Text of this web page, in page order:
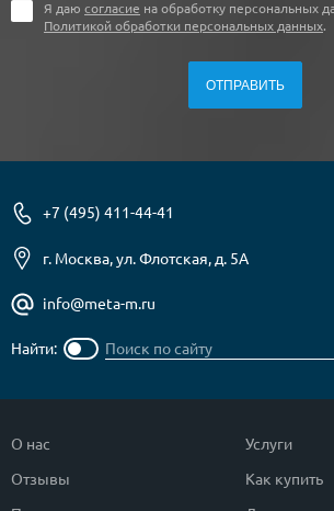
Я даю согласие на обработку персональных
Политикой обработки персональных данных.
+7 (495) 411-44-41
г. Москва, ул. Флотская, д. 5А
info@meta-m.ru
Найти:
О нас
Отзывы
Услуги
Как купить